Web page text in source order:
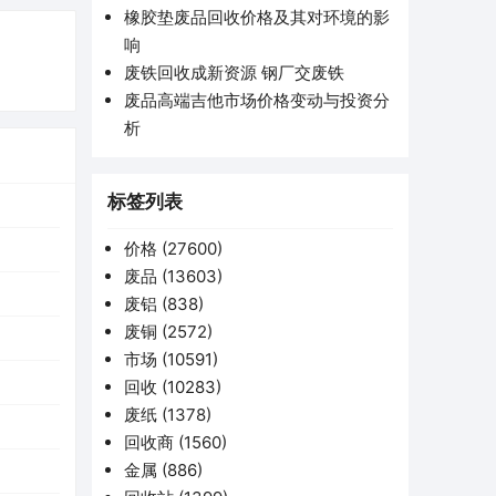
橡胶垫废品回收价格及其对环境的影
响
废铁回收成新资源 钢厂交废铁
废品高端吉他市场价格变动与投资分
析
标签列表
价格 (27600)
废品 (13603)
废铝 (838)
废铜 (2572)
市场 (10591)
回收 (10283)
废纸 (1378)
回收商 (1560)
金属 (886)